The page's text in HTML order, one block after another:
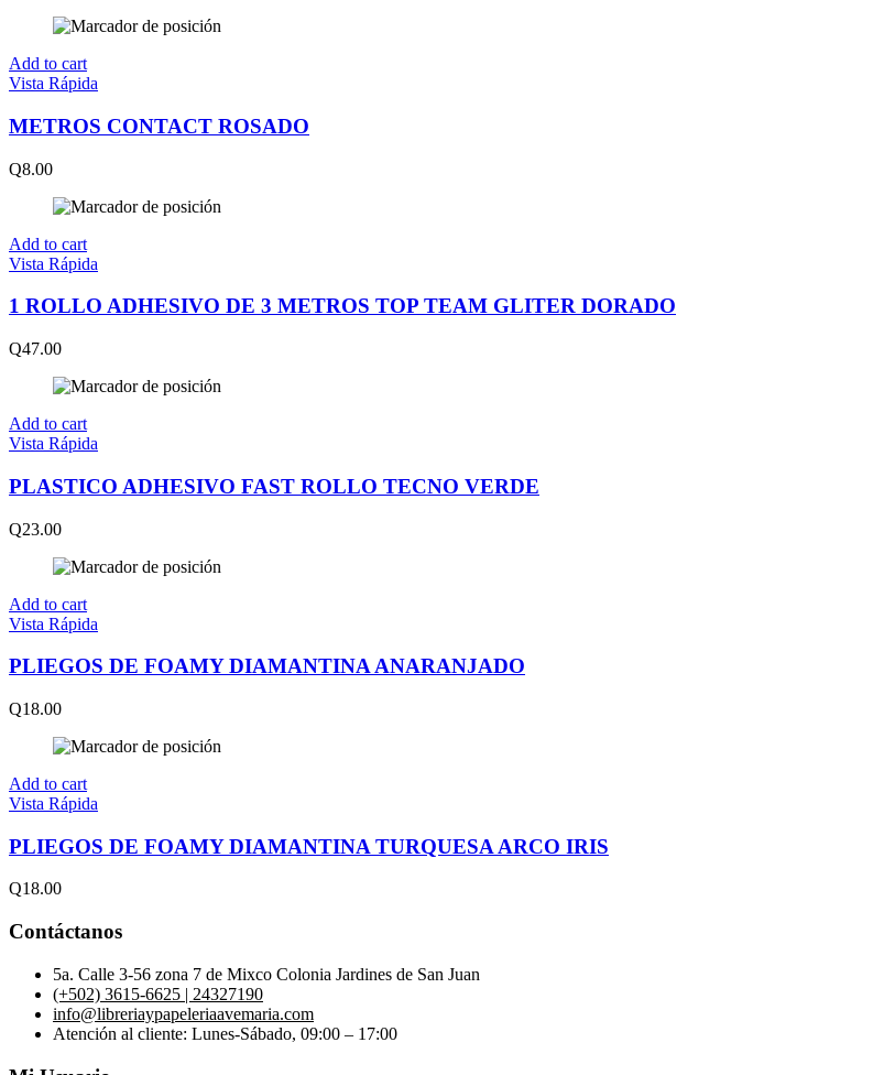
Add to cart
Vista Rápida
METROS CONTACT ROSADO
Q8.00
Add to cart
Vista Rápida
1 ROLLO ADHESIVO DE 3 METROS TOP TEAM GLITER DORADO
Q47.00
Add to cart
Vista Rápida
PLASTICO ADHESIVO FAST ROLLO TECNO VERDE
Q23.00
Add to cart
Vista Rápida
PLIEGOS DE FOAMY DIAMANTINA ANARANJADO
Q18.00
Add to cart
Vista Rápida
PLIEGOS DE FOAMY DIAMANTINA TURQUESA ARCO IRIS
Q18.00
Contáctanos
5a. Calle 3-56 zona 7 de Mixco Colonia Jardines de San Juan
(+502) 3615-6625 | 24327190
info@libreriaypapeleriaavemaria.com
Atención al cliente: Lunes-Sábado, 09:00 – 17:00